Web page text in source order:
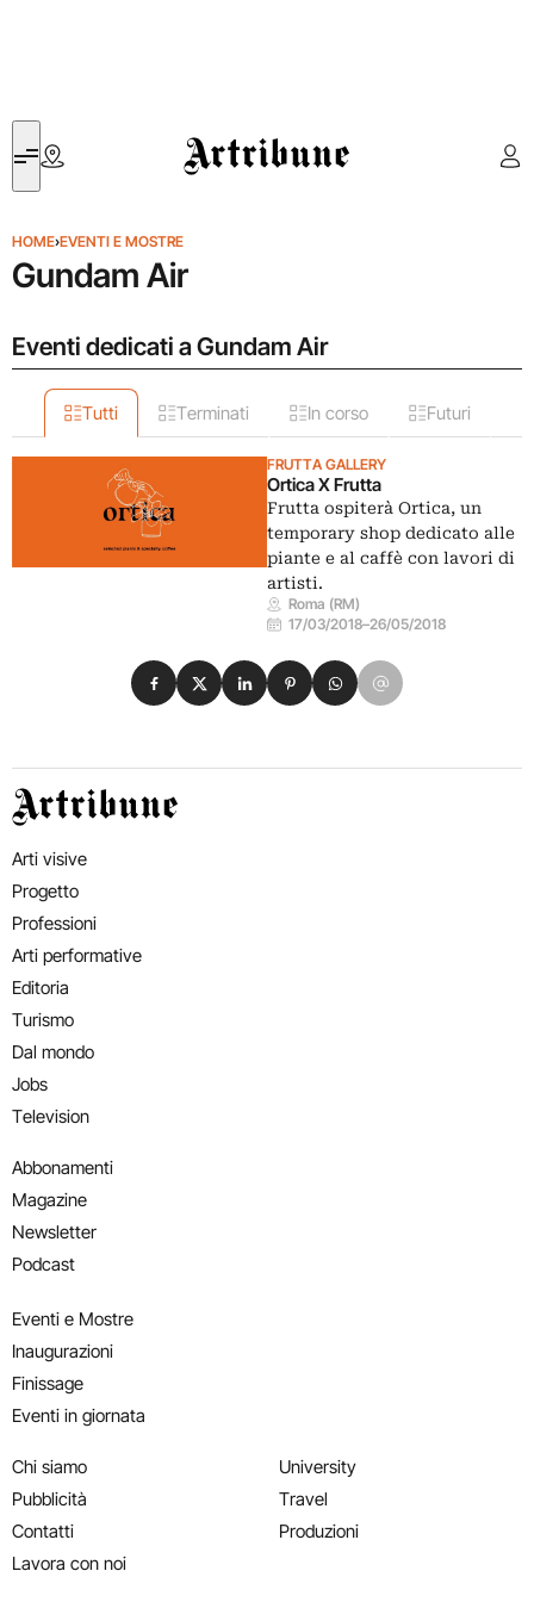
Artribune
HOME›EVENTI E MOSTRE
Gundam Air
Eventi dedicati a Gundam Air
Tutti Terminati In corso Futuri
FRUTTA GALLERY
Ortica X Frutta
Frutta ospiterà Ortica, un
temporary shop dedicato alle
piante e al caffè con lavori di
artisti.
Roma (RM)
17/03/2018–26/05/2018
Condividi su Facebook
Condividi su X
Condividi su LinkedIn
Condividi su Pinterest
Condividi su WhatsApp
Condividi su Email
Artribune
Arti visive
Progetto
Professioni
Arti performative
Editoria
Turismo
Dal mondo
Jobs
Television
Abbonamenti
Magazine
Newsletter
Podcast
Eventi e Mostre
Inaugurazioni
Finissage
Eventi in giornata
Chi siamo
Pubblicità
Contatti
Lavora con noi
University
Travel
Produzioni